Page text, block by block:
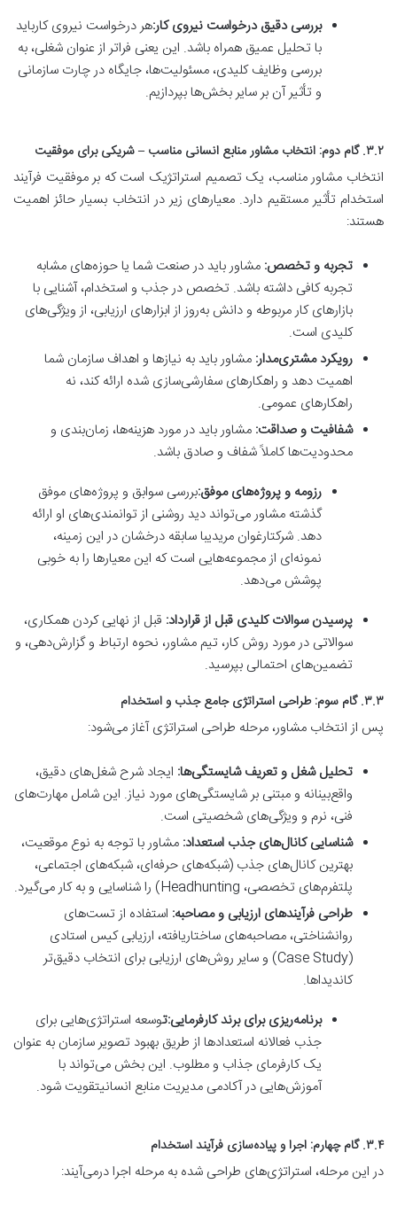
بررسی دقیق درخواست نیروی کار:هر درخواست نیروی کارباید
با تحلیل عمیق همراه باشد. این یعنی فراتر از عنوان شغلی، به
بررسی وظایف کلیدی، مسئولیت‌ها، جایگاه در چارت سازمانی
و تأثیر آن بر سایر بخش‌ها بپردازیم.
۳.۲. گام دوم: انتخاب مشاور منابع انسانی مناسب – شریکی برای موفقیت
انتخاب مشاور مناسب، یک تصمیم استراتژیک است که بر موفقیت فرآیند
استخدام تأثیر مستقیم دارد. معیارهای زیر در انتخاب بسیار حائز اهمیت
هستند:
تجربه و تخصص: مشاور باید در صنعت شما یا حوزه‌های مشابه
تجربه کافی داشته باشد. تخصص در جذب و استخدام، آشنایی با
بازارهای کار مربوطه و دانش به‌روز از ابزارهای ارزیابی، از ویژگی‌های
کلیدی است.
رویکرد مشتری‌مدار: مشاور باید به نیازها و اهداف سازمان شما
اهمیت دهد و راهکارهای سفارشی‌سازی شده ارائه کند، نه
راهکارهای عمومی.
شفافیت و صداقت: مشاور باید در مورد هزینه‌ها، زمان‌بندی و
محدودیت‌ها کاملاً شفاف و صادق باشد.
رزومه و پروژه‌های موفق:بررسی سوابق و پروژه‌های موفق
گذشته مشاور می‌تواند دید روشنی از توانمندی‌های او ارائه
دهد. شرکتارغوان مریدیبا سابقه درخشان در این زمینه،
نمونه‌ای از مجموعه‌هایی است که این معیارها را به خوبی
پوشش می‌دهد.
پرسیدن سوالات کلیدی قبل از قرارداد: قبل از نهایی کردن همکاری،
سوالاتی در مورد روش کار، تیم مشاور، نحوه ارتباط و گزارش‌دهی، و
تضمین‌های احتمالی بپرسید.
۳.۳. گام سوم: طراحی استراتژی جامع جذب و استخدام
پس از انتخاب مشاور، مرحله طراحی استراتژی آغاز می‌شود:
تحلیل شغل و تعریف شایستگی‌ها: ایجاد شرح شغل‌های دقیق،
واقع‌بینانه و مبتنی بر شایستگی‌های مورد نیاز. این شامل مهارت‌های
فنی، نرم و ویژگی‌های شخصیتی است.
شناسایی کانال‌های جذب استعداد: مشاور با توجه به نوع موقعیت،
بهترین کانال‌های جذب (شبکه‌های حرفه‌ای، شبکه‌های اجتماعی،
پلتفرم‌های تخصصی، Headhunting) را شناسایی و به کار می‌گیرد.
طراحی فرآیندهای ارزیابی و مصاحبه: استفاده از تست‌های
روانشناختی، مصاحبه‌های ساختاریافته، ارزیابی کیس استادی
(Case Study) و سایر روش‌های ارزیابی برای انتخاب دقیق‌تر
کاندیداها.
برنامه‌ریزی برای برند کارفرمایی:توسعه استراتژی‌هایی برای
جذب فعالانه استعدادها از طریق بهبود تصویر سازمان به عنوان
یک کارفرمای جذاب و مطلوب. این بخش می‌تواند با
آموزش‌هایی در آکادمی مدیریت منابع انسانیتقویت شود.
۳.۴. گام چهارم: اجرا و پیاده‌سازی فرآیند استخدام
در این مرحله، استراتژی‌های طراحی شده به مرحله اجرا درمی‌آیند: